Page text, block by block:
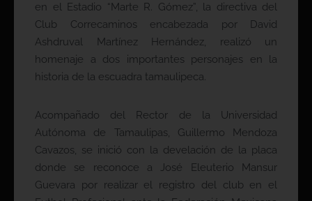
en el Estadio “Marte R. Gómez”, la directiva del
Club Correcaminos encabezada por David
Ashdruval Martínez Hernández, realizó un
homenaje a dos importantes personajes en la
historia de la escuadra tamaulipeca.
Acompañado del Rector de la Universidad
Autónoma de Tamaulipas, Guillermo Mendoza
Cavazos, se inició con la develación de la placa
donde se reconoce a José Eleuterio Mansur
Guevara por realizar el registro del club en el